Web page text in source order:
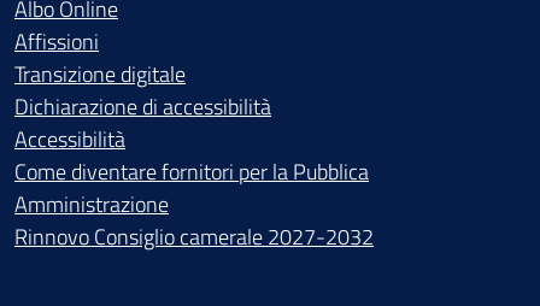
Albo Online
Affissioni
Transizione digitale
Dichiarazione di accessibilità
Accessibilità
Come diventare fornitori per la Pubblica
Amministrazione
Rinnovo Consiglio camerale 2027-2032